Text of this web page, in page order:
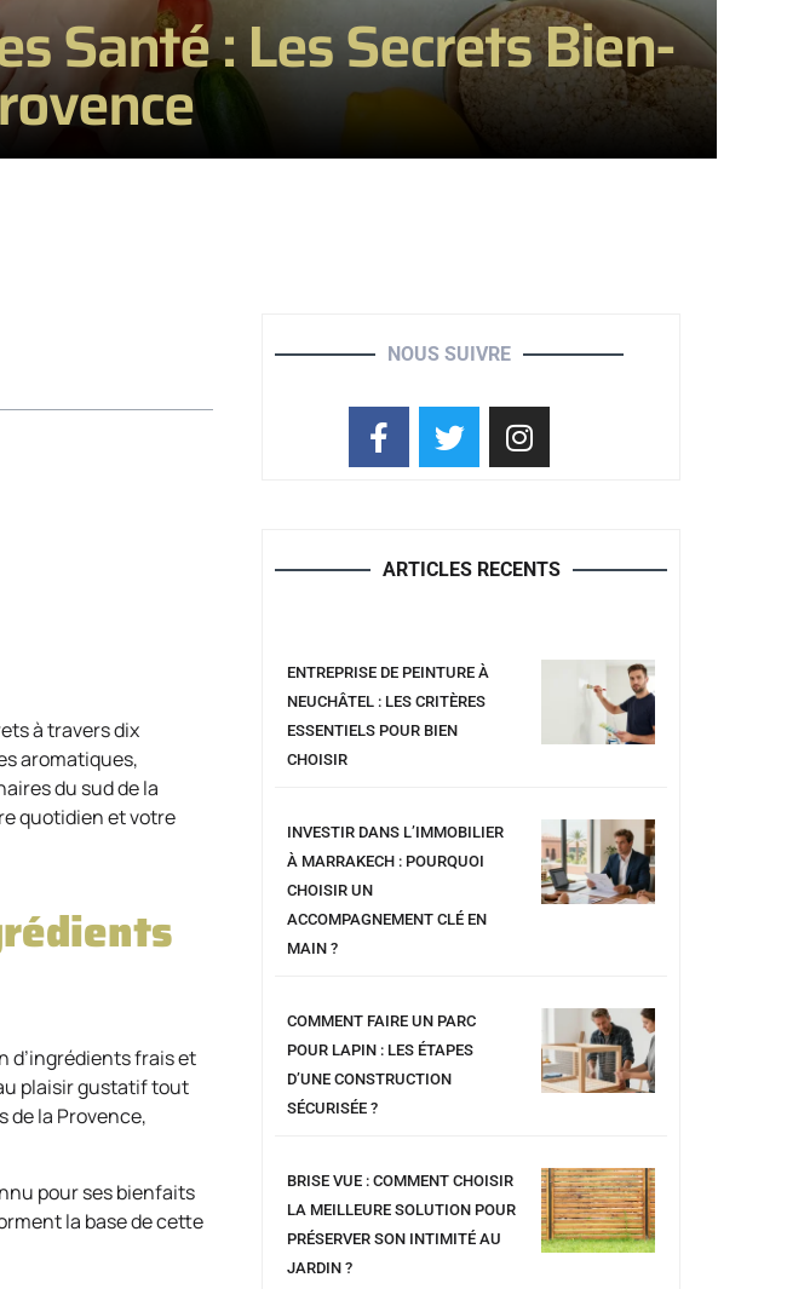
Santé : Les Secrets Bien-
à travers dix
aromatiques,
du sud de la
quotidien et votre
d’ingrédients frais et
plaisir gustatif tout
de la Provence,
pour ses bienfaits
la base de cette
NOUS SUIVRE
ARTICLES RECENTS
ENTREPRISE DE PEINTURE À
NEUCHÂTEL : LES CRITÈRES
ESSENTIELS POUR BIEN
CHOISIR
INVESTIR DANS L’IMMOBILIER
À MARRAKECH : POURQUOI
CHOISIR UN
ACCOMPAGNEMENT CLÉ EN
MAIN ?
COMMENT FAIRE UN PARC
POUR LAPIN : LES ÉTAPES
D’UNE CONSTRUCTION
SÉCURISÉE ?
BRISE VUE : COMMENT CHOISIR
LA MEILLEURE SOLUTION POUR
PRÉSERVER SON INTIMITÉ AU
JARDIN ?